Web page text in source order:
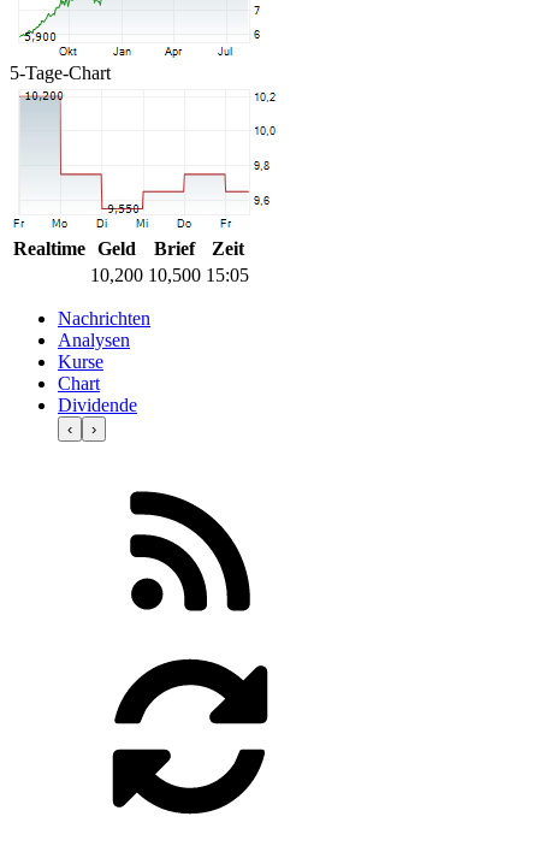
5-Tage-Chart
Realtime Geld Brief
Zeit
10,200 10,500 15:05
Nachrichten
Analysen
Kurse
Chart
Dividende
‹ ›